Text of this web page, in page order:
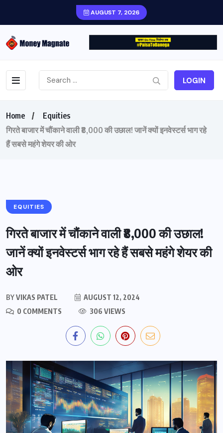
AUGUST 7, 2026
LOGIN
Home
Equities
गिरते बाजार में चौंकाने वाली ₹8,000 की उछाल! जानें क्यों इनवेस्टर्स भाग रहे
हैं सबसे महंगे शेयर की ओर
EQUITIES
गिरते बाजार में चौंकाने वाली ₹8,000 की उछाल!
जानें क्यों इनवेस्टर्स भाग रहे हैं सबसे महंगे शेयर की
ओर
BYVIKAS PATEL
AUGUST 12, 2024
0 COMMENTS
306 VIEWS